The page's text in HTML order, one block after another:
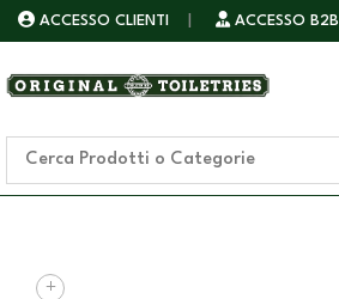
ACCESSO CLIENTI ACCESSO B2B
+